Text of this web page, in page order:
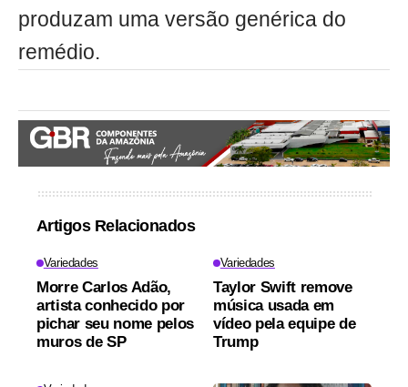
produzam uma versão genérica do
remédio.
Artigos Relacionados
Variedades
Morre Carlos Adão,
artista conhecido por
pichar seu nome pelos
muros de SP
Variedades
Taylor Swift remove
música usada em
vídeo pela equipe de
Trump